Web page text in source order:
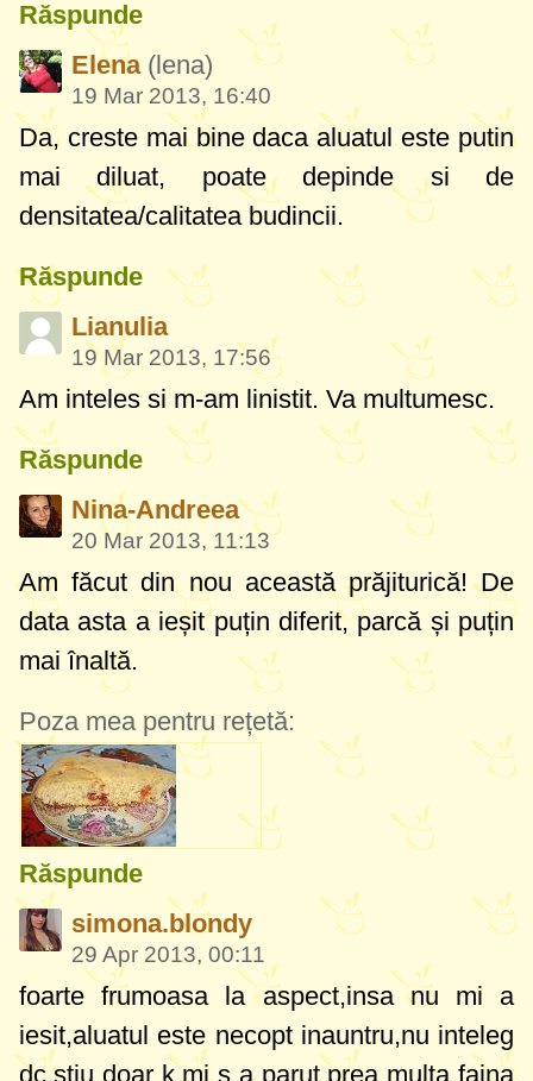
Răspunde
Elena (lena)
19 Mar 2013, 16:40
Da, creste mai bine daca aluatul este putin
mai diluat, poate depinde si de
densitatea/calitatea budincii.
Răspunde
Lianulia
19 Mar 2013, 17:56
Am inteles si m-am linistit. Va multumesc.
Răspunde
Nina-Andreea
20 Mar 2013, 11:13
Am făcut din nou această prăjiturică! De
data asta a ieșit puțin diferit, parcă și puțin
mai înaltă.
Poza mea pentru rețetă:
Răspunde
simona.blondy
29 Apr 2013, 00:11
foarte frumoasa la aspect,insa nu mi a
iesit,aluatul este necopt inauntru,nu inteleg
dc,stiu doar k mi s a parut prea multa faina